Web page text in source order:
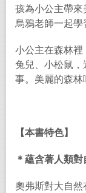
孩為小公主帶
烏鴉老師一起學
小公主在森林
兔兒、小松鼠，
事。美麗的森林
【本書特色】
＊蘊含著人類
奧弗斯對大自然